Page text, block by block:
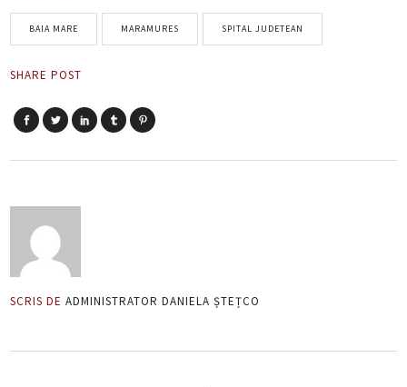
BAIA MARE MARAMURES SPITAL JUDETEAN
SHARE POST
SCRIS DE ADMINISTRATOR DANIELA ȘTEȚCO